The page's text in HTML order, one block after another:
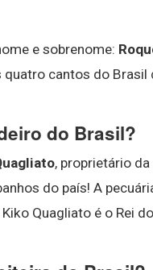
e sobrenome:
cantos do Brasil
do Brasil?
, proprietário
do país! A
Quagliato é o Rei